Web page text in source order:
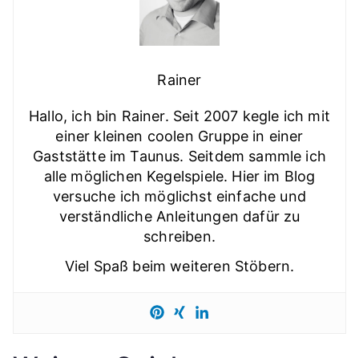
Rainer
Hallo, ich bin Rainer. Seit 2007 kegle ich mit
einer kleinen coolen Gruppe in einer
Gaststätte im Taunus. Seitdem sammle ich
alle möglichen Kegelspiele. Hier im Blog
versuche ich möglichst einfache und
verständliche Anleitungen dafür zu
schreiben.
Viel Spaß beim weiteren Stöbern.